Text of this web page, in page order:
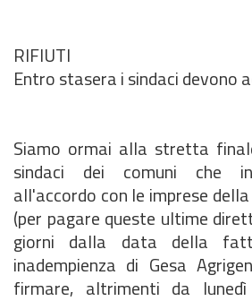
RIFIUTI
Entro stasera i sindaci devono
Siamo ormai alla stretta
sindaci dei comuni che
all'accordo con le imprese
(per pagare queste ultime
giorni dalla data della
inadempienza di Gesa
firmare, altrimenti da